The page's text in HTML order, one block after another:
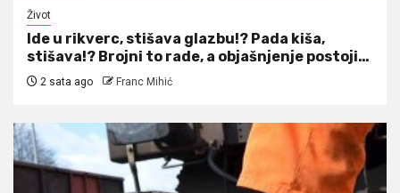
Život
Ide u rikverc, stišava glazbu!? Pada kiša,
stišava!? Brojni to rade, a objašnjenje postoji…
2 sata ago Franc Mihić